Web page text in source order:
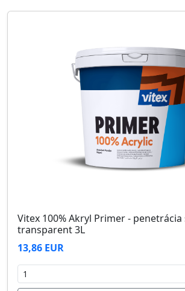
Vitex 100% Akryl Primer - penetrácia
transparent 3L
13,86 EUR